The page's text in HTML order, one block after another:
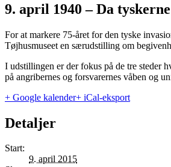
9. april 1940 – Da
For at markere 75-året for den tyske
Tøjhusmuseet en særudstilling om
I udstillingen er der fokus på de tre steder
på angribernes og forsvarernes våben og
+ Google kalender+ iCal-eksport
Detaljer
Start:
9. april 2015